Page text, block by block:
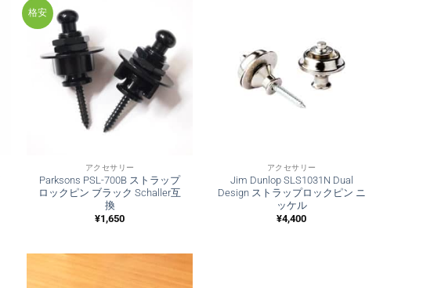
格安
アクセサリー
Parksons PSL-700B ストラップ
ロックピン ブラック Schaller互
換
¥1,650
アクセサリー
Jim Dunlop SLS1031N Dual
Design ストラップロックピン ニ
ッケル
¥4,400